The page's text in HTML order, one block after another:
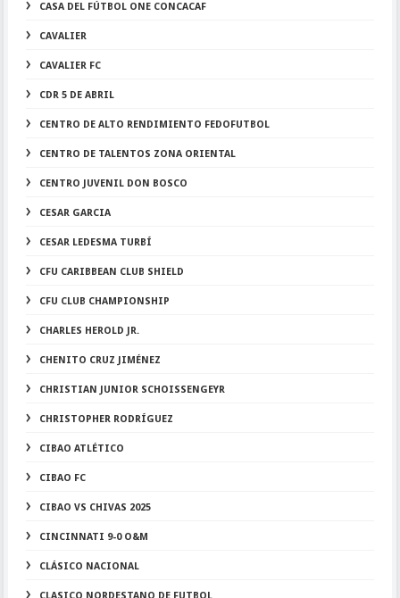
CASA DEL FÚTBOL ONE CONCACAF
CAVALIER
CAVALIER FC
CDR 5 DE ABRIL
CENTRO DE ALTO RENDIMIENTO FEDOFUTBOL
CENTRO DE TALENTOS ZONA ORIENTAL
CENTRO JUVENIL DON BOSCO
CESAR GARCIA
CESAR LEDESMA TURBÍ
CFU CARIBBEAN CLUB SHIELD
CFU CLUB CHAMPIONSHIP
CHARLES HEROLD JR.
CHENITO CRUZ JIMÉNEZ
CHRISTIAN JUNIOR SCHOISSENGEYR
CHRISTOPHER RODRÍGUEZ
CIBAO ATLÉTICO
CIBAO FC
CIBAO VS CHIVAS 2025
CINCINNATI 9-0 O&M
CLÁSICO NACIONAL